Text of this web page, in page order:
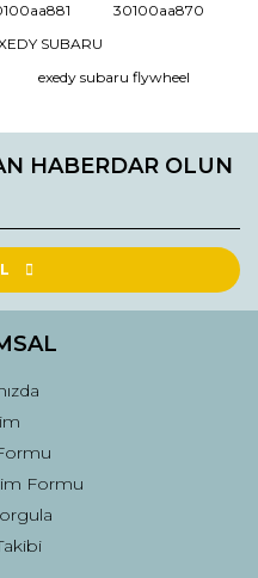
ederiz.
bulunuyor.
olmalı.
30100aa870
SUBARU
exedy subaru flywheel
HABERDAR OLUN
Formu